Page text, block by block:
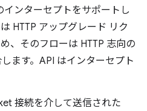
ンターセプトをサポートし
HTTP アップグレード リク
、そのフローは HTTP 志向の
ます。API はインターセプト
接続を介して送信された